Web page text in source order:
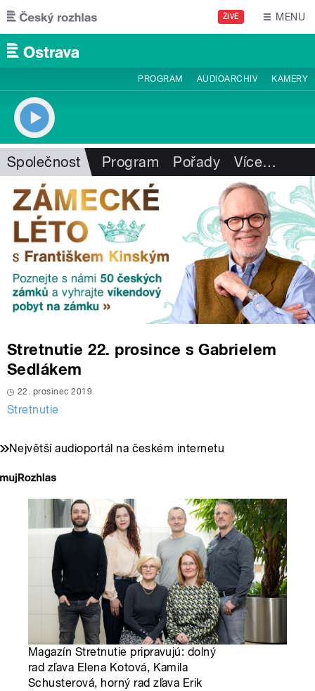
Přejít k hlavnímu obsahu
ŽIVĚ MENU
PROGRAM AUDIOARCHIV KAMERY
Společnost Program Pořady Více…
Stretnutie 22. prosince s Gabrielem
Sedlákem
22. prosinec 2019
Stretnutie
Největší audioportál na českém internetu
Magazín Stretnutie pripravujú: dolný
rad zľava Elena Kotová, Kamila
Schusterová, horný rad zľava Erik